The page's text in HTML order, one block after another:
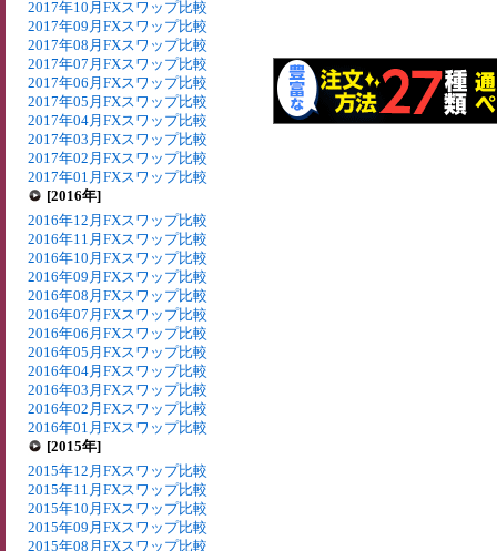
2017年10月FXスワップ比較
2017年09月FXスワップ比較
2017年08月FXスワップ比較
2017年07月FXスワップ比較
2017年06月FXスワップ比較
2017年05月FXスワップ比較
2017年04月FXスワップ比較
2017年03月FXスワップ比較
2017年02月FXスワップ比較
2017年01月FXスワップ比較
[2016年]
2016年12月FXスワップ比較
2016年11月FXスワップ比較
2016年10月FXスワップ比較
2016年09月FXスワップ比較
2016年08月FXスワップ比較
2016年07月FXスワップ比較
2016年06月FXスワップ比較
2016年05月FXスワップ比較
2016年04月FXスワップ比較
2016年03月FXスワップ比較
2016年02月FXスワップ比較
2016年01月FXスワップ比較
[2015年]
2015年12月FXスワップ比較
2015年11月FXスワップ比較
2015年10月FXスワップ比較
2015年09月FXスワップ比較
2015年08月FXスワップ比較